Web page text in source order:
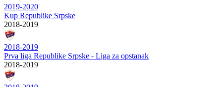
2019-2020
Kup Republike Srpske
2018-2019
2018-2019
Prva liga Republike Srpske - Liga za opstanak
2018-2019